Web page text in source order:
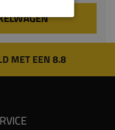
MET EEN 8.8